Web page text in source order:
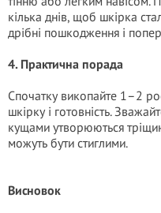
кілька днів, щоб шкірка
дрібні пошкодження і
4. Практична порада
Спочатку викопайте 1–2
шкірку і готовність.
кущами утворюються
можуть бути стиглими.
Висновок